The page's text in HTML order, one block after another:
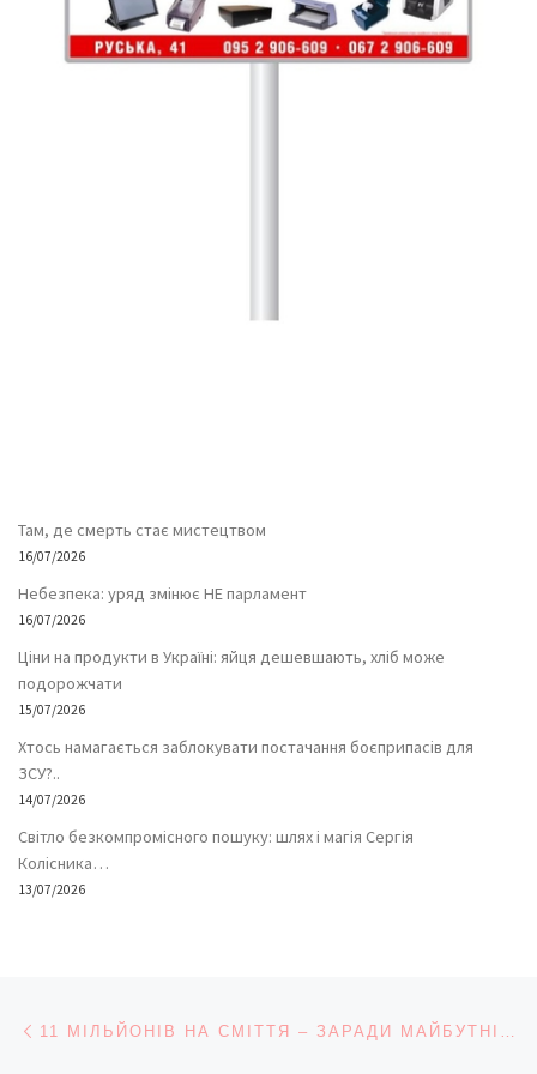
Там, де смерть стає мистецтвом
16/07/2026
Небезпека: уряд змінює НЕ парламент
16/07/2026
Ціни на продукти в Україні: яйця дешевшають, хліб може
подорожчати
15/07/2026
Хтось намагається заблокувати постачання боєприпасів для
ЗСУ?..
14/07/2026
Світло безкомпромісного пошуку: шлях і магія Сергія
Колісника…
13/07/2026
Навігація записів